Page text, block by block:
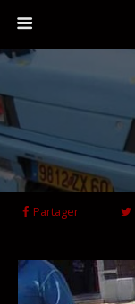
Partager